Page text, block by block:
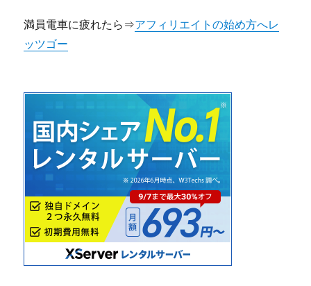
満員電車に疲れたら⇒アフィリエイトの始め方へレ
ッツゴー